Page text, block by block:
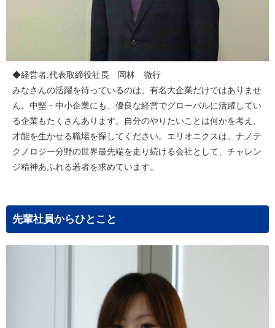
◆経営者:代表取締役社長 岡林 徹行
みなさんの活躍を待っているのは、有名大企業だけではありませ
ん。中堅・中小企業にも、優良な経営でグローバルに活躍してい
る企業もたくさんあります。自分のやりたいことは何かを考え、
才能を生かせる職場を探してください。エリオニクスは、ナノテ
クノロジー分野の世界最先端を走り続ける会社として、チャレン
ジ精神あふれる若者を求めています。
先輩社員からひとこと